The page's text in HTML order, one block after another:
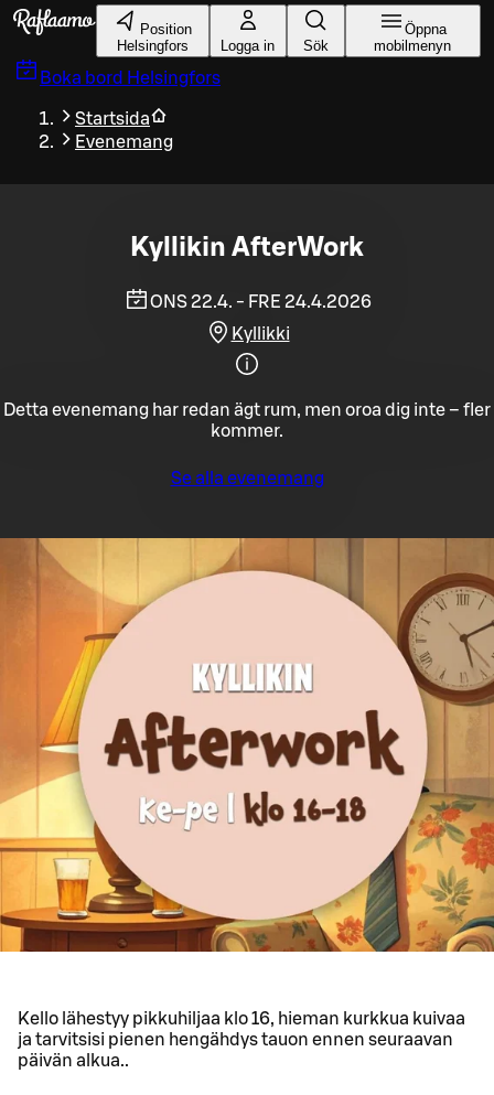
Gå till huvudinnehållet
Position
Helsingfors
Logga in Sök
Öppna
mobilmenyn
Boka bord Helsingfors
Startsida
Evenemang
Kyllikin AfterWork
ONS 22.4. - FRE 24.4.2026
Kyllikki
Detta evenemang har redan ägt rum, men oroa dig inte – fler
kommer.
Se alla evenemang
Kello lähestyy pikkuhiljaa klo 16, hieman kurkkua kuivaa
ja tarvitsisi pienen hengähdys tauon ennen seuraavan
päivän alkua..